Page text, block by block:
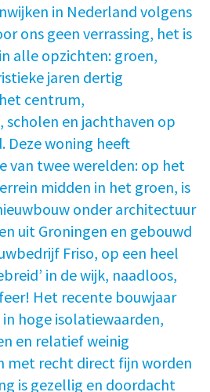
in Nederland volgens
ons geen verrassing, het is
alle opzichten: groen,
jaren dertig
centrum,
en jachthaven op
woning heeft
van twee werelden: op het
midden in het groen, is
onder architectuur
uit Groningen en gebouwd
Friso, op een heel
in de wijk, naadloos,
Het recente bouwjaar
hoge isolatiewaarden,
en relatief weinig
met recht direct fijn worden
is gezellig en doordacht